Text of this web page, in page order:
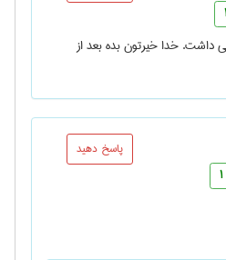
داشت. خدا خیرتون بده بعد از
پاسخ دهید